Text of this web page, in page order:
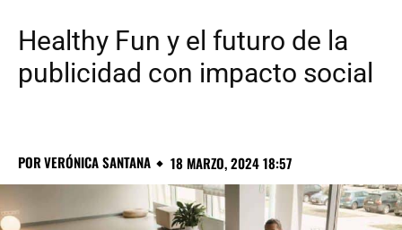
Healthy Fun y el futuro de la
publicidad con impacto social
PORVERÓNICA SANTANA 18 MARZO, 2024 18:57